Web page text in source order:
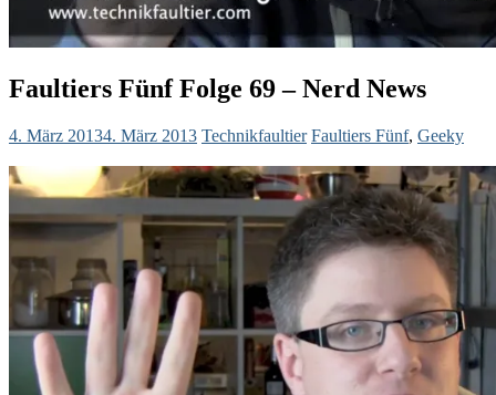
Faultiers Fünf Folge 69 – Nerd News
4. März 20134. März 2013 Technikfaultier Faultiers Fünf, Geeky